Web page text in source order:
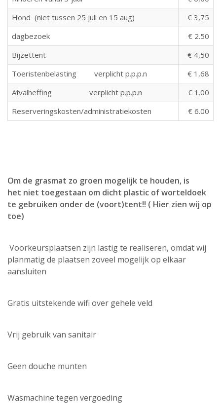
Hond (niet tussen 25 juli en 15 aug)
€ 3,75
dagbezoek
€ 2.50
Bijzettent
€ 4,50
Toeristenbelasting verplicht p.p.p.n
€ 1,68
Afvalheffing verplicht p.p.p.n
€ 1.00
Reserveringskosten/administratiekosten
€ 6.00
Om de grasmat zo groen mogelijk te houden, is
het niet toegestaan om dicht plastic of worteldoek
te gebruiken onder de (voort)tent!! ( Hier zien wij op
toe)
Voorkeursplaatsen zijn lastig te realiseren, omdat wij
planmatig de plaatsen zoveel mogelijk op elkaar
aansluiten
Gratis uitstekende wifi over gehele veld
Vrij gebruik van sanitair
Geen douche munten
Wasmachine tegen vergoeding